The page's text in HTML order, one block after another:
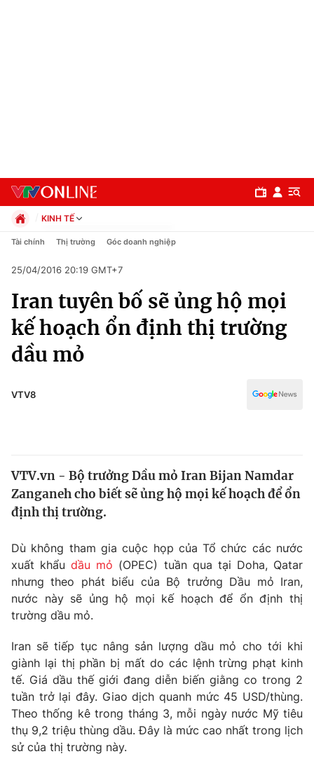
Chuyên mục
Chính trị
Xã hội
Pháp luật
Thế giới
Tin tức
Câu chuyện quốc tế
Kinh tế
Tài chính
Thị trường
Góc doanh nghiệp
Dữ liệu và đời sống
Truyền hình
Hậu trường
Nhân vật
Khán giả
Giải sao mai
Giải trí
Điện ảnh
Âm nhạc
Sao
Đời sống
Du lịch
Làm đẹp
Giáo dục
Tuyển sinh
KINH TẾ
Chính trị
Pháp luật
Kinh tế
Thể thao
Truyền hình
Văn hóa - Giải trí
Tài chính Thị trường Góc doanh nghiệp
25/04/2016 20:19 GMT+7
Iran tuyên bố sẽ ủng hộ mọi
kế hoạch ổn định thị trường
dầu mỏ
VTV8
VTV.vn - Bộ trưởng Dầu mỏ Iran Bijan Namdar
Zanganeh cho biết sẽ ủng hộ mọi kế hoạch để ổn
định thị trường.
Dù không tham gia cuộc họp của Tổ chức các nước
xuất khẩudầu mỏ (OPEC) tuần qua tại Doha, Qatar
nhưng theo phát biểu của Bộ trưởng Dầu mỏ Iran,
nước này sẽ ủng hộ mọi kế hoạch để ổn định thị
trường dầu mỏ.
Iran sẽ tiếp tục nâng sản lượng dầu mỏ cho tới khi
giành lại thị phần bị mất do các lệnh trừng phạt kinh
tế. Giá dầu thế giới đang diễn biến giằng co trong 2
tuần trở lại đây. Giao dịch quanh mức 45 USD/thùng.
Theo thống kê trong tháng 3, mỗi ngày nước Mỹ tiêu
thụ 9,2 triệu thùng dầu. Đây là mức cao nhất trong lịch
sử của thị trường này.